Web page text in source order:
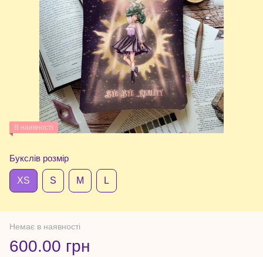
В наявності
Букслів розмір
XS S М L
Немає в наявності
600.00 грн